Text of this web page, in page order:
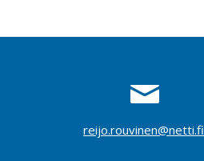
reijo.rouvinen@netti.fi